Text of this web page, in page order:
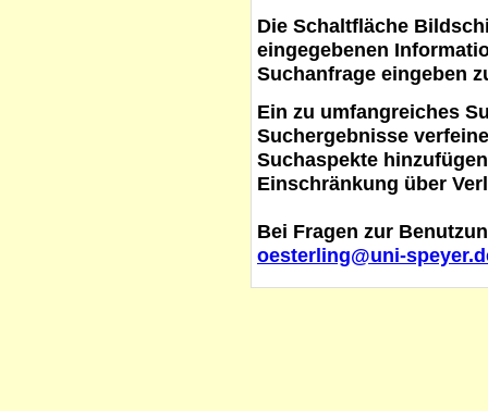
Die Schaltfläche
eingegebenen
Suchanfrage eingeben
Ein zu umfangreiches
Suchergebnisse
Suchaspekte
Einschränkung über
Bei Fragen zur
oesterling@uni-